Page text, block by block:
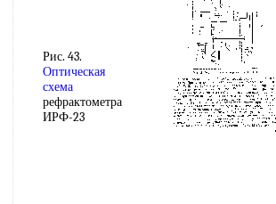
Рис. 43.
Оптическая
схема
рефрактометра
ИРФ-23